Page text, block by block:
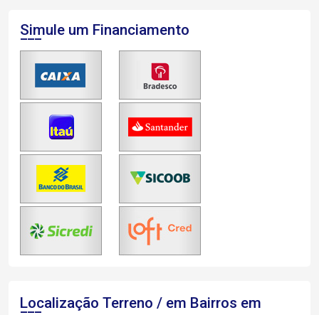
Simule um Financiamento
Localização Terreno / em Bairros em